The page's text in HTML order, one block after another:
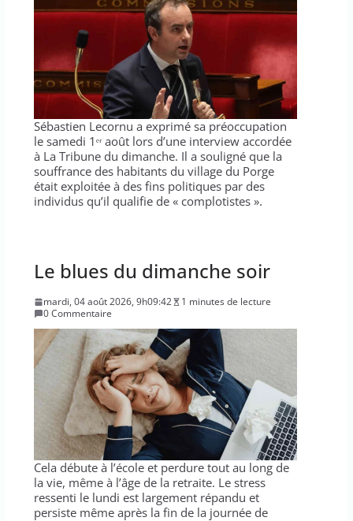
Sébastien Lecornu a exprimé sa préoccupation
le samedi 1ᵉʳ août lors d’une interview accordée
à La Tribune du dimanche. Il a souligné que la
souffrance des habitants du village du Porge
était exploitée à des fins politiques par des
individus qu’il qualifie de « complotistes ».
Le blues du dimanche soir
mardi, 04 août 2026, 9h09:42
1 minutes de lecture
0 Commentaire
Cela débute à l’école et perdure tout au long de
la vie, même à l’âge de la retraite. Le stress
ressenti le lundi est largement répandu et
persiste même après la fin de la journée de